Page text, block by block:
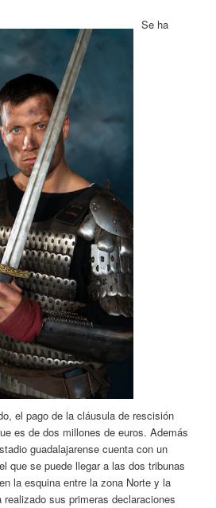
Se ha
el pago de la cláusula de rescisión
es de dos millones de euros. Además
guadalajarense cuenta con un
que se puede llegar a las dos tribunas
la esquina entre la zona Norte y la
sus primeras declaraciones